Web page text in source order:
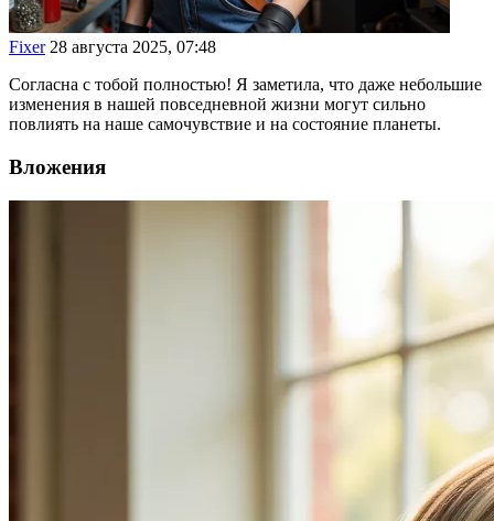
Fixer 28 августа 2025, 07:48
Согласна с тобой полностью! Я заметила, что даже небольшие
изменения в нашей повседневной жизни могут сильно
повлиять на наше самочувствие и на состояние планеты.
Вложения